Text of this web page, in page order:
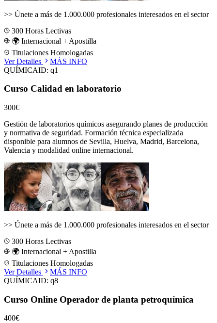
>> Únete a más de 1.000.000 profesionales interesados en el sector
300 Horas Lectivas
🌍 Internacional + Apostilla
Titulaciones Homologadas
Ver Detalles
MÁS INFO
QUÍMICAID: q1
Curso Calidad en laboratorio
300€
Gestión de laboratorios químicos asegurando planes de producción
y normativa de seguridad. Formación técnica especializada
disponible para alumnos de Sevilla, Huelva, Madrid, Barcelona,
Valencia y modalidad online internacional.
>> Únete a más de 1.000.000 profesionales interesados en el sector
300 Horas Lectivas
🌍 Internacional + Apostilla
Titulaciones Homologadas
Ver Detalles
MÁS INFO
QUÍMICAID: q8
Curso Online Operador de planta petroquímica
400€